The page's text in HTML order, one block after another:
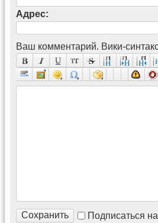
Адрес:
Ваш комментарий. Вики-
Подписаться